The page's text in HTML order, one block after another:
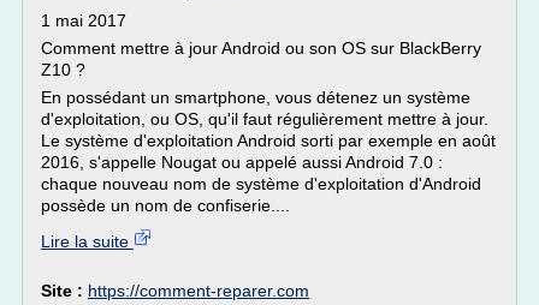
1 mai 2017
Comment mettre à jour Android ou son OS sur BlackBerry
Z10 ?
En possédant un smartphone, vous détenez un système
d'exploitation, ou OS, qu'il faut régulièrement mettre à jour.
Le système d'exploitation Android sorti par exemple en août
2016, s'appelle Nougat ou appelé aussi Android 7.0 :
chaque nouveau nom de système d'exploitation d'Android
possède un nom de confiserie....
Lire la suite
Site : https://comment-reparer.com